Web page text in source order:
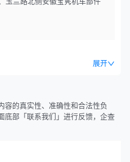
玉兰路北侧安徽宝隽机车部件
展开
容的真实性、准确性和合法性负
底部「联系我们」进行反馈，企查